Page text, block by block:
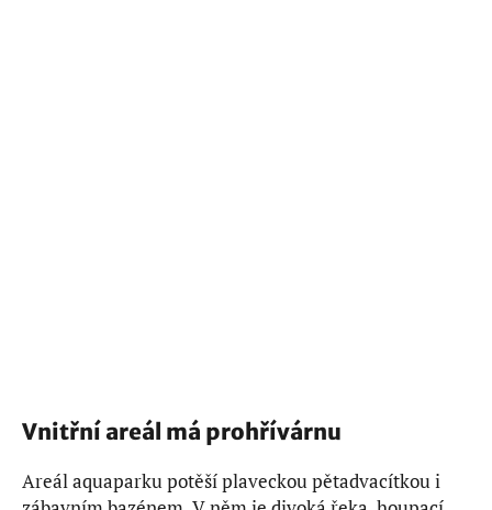
Vnitřní areál má prohřívárnu
Areál aquaparku potěší plaveckou pětadvacítkou i